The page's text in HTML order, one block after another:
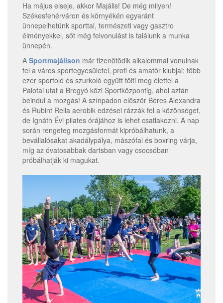
Ha május elseje, akkor Majális! De még milyen!
Székesfehérváron és környékén egyaránt
ünnepelhetünk sporttal, természeti vagy gasztro
élményekkel, sőt még felvonulást is találunk a munka
ünnepén.
A Sportmajálison már tizenötödik alkalommal vonulnak
fel a város sportegyesületei, profi és amatőr klubjai: több
ezer sportoló és szurkoló együtt tölti meg élettel a
Palotai utat a Bregyó közi Sportközpontig, ahol aztán
beindul a mozgás! A színpadon először Béres Alexandra
és Rubint Rella aerobik edzései rázzák fel a közönséget,
de Ignáth Évi pilates órájához is lehet csatlakozni. A nap
során rengeteg mozgásformát kipróbálhatunk, a
bevállalósakat akadálypálya, mászófal és boxring várja,
míg az óvatosabbak dartsban vagy csocsóban
próbálhatják ki magukat.